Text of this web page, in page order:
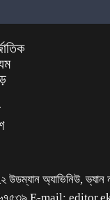
অ্যাভিনিউ, ভ্যান